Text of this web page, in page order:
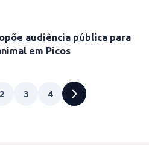
audiência pública para
em Picos
2 3 4